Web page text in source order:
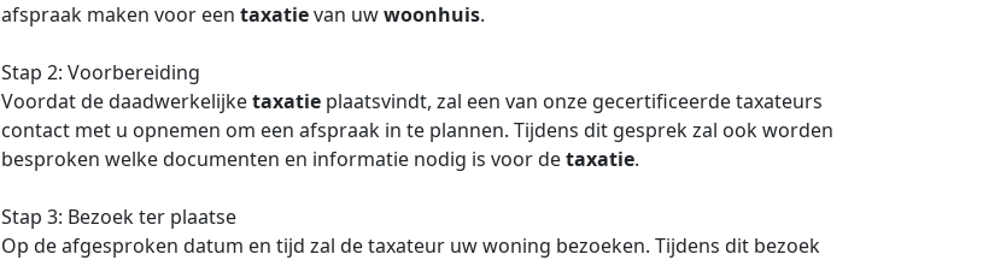
afspraak maken voor een taxatievan uwwoonhuis.
Stap 2: Voorbereiding
Voordat de daadwerkelijketaxatie plaatsvindt, zal een van onze gecertificeerde taxateurs
contact met u opnemen om een afspraak in te plannen. Tijdens dit gesprek zal ook worden
besproken welke documenten en informatie nodig is voor detaxatie.
Stap 3: Bezoek ter plaatse
Op de afgesproken datum en tijd zal de taxateur uw woning bezoeken. Tijdens dit bezoek